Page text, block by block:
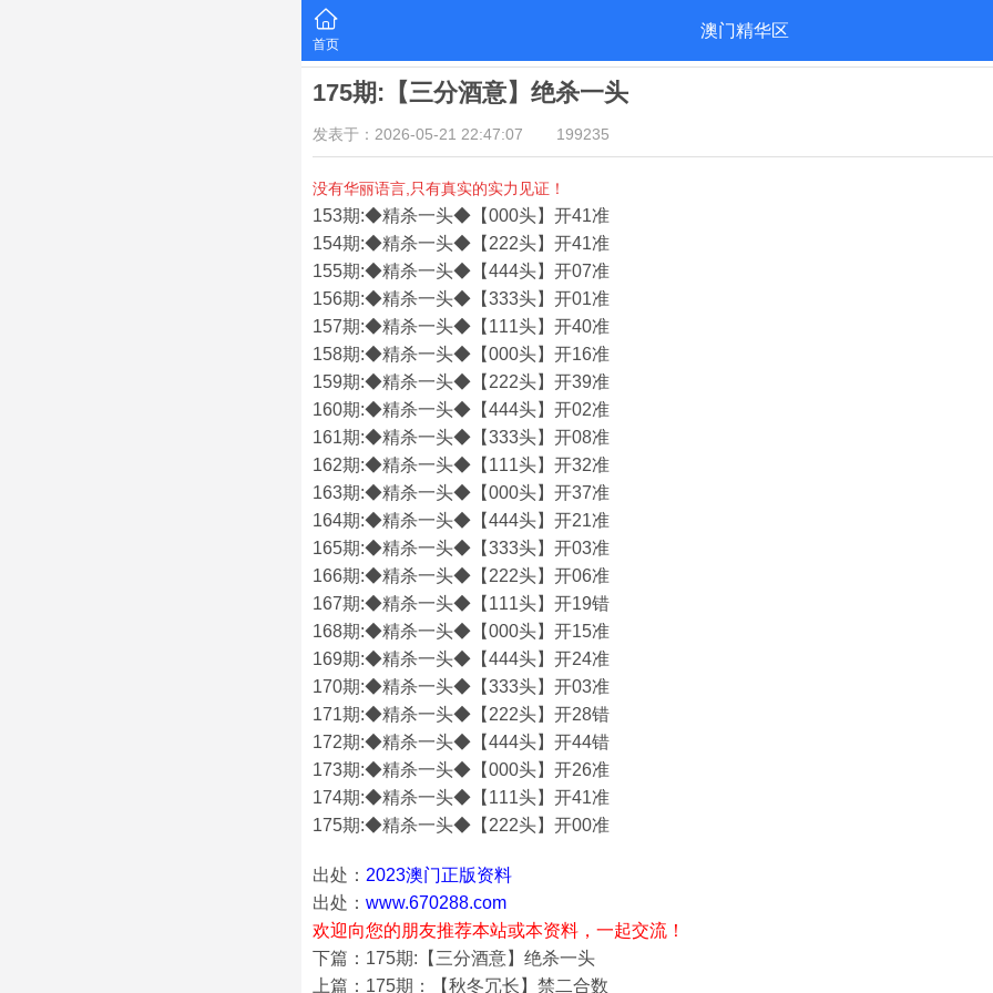
首页
澳门精华区
175期:【三分酒意】绝杀一头
发表于：2026-05-21 22:47:07 199235
没有华丽语言,只有真实的实力见证！
153期:◆精杀一头◆【000头】开41准
154期:◆精杀一头◆【222头】开41准
155期:◆精杀一头◆【444头】开07准
156期:◆精杀一头◆【333头】开01准
157期:◆精杀一头◆【111头】开40准
158期:◆精杀一头◆【000头】开16准
159期:◆精杀一头◆【222头】开39准
160期:◆精杀一头◆【444头】开02准
161期:◆精杀一头◆【333头】开08准
162期:◆精杀一头◆【111头】开32准
163期:◆精杀一头◆【000头】开37准
164期:◆精杀一头◆【444头】开21准
165期:◆精杀一头◆【333头】开03准
166期:◆精杀一头◆【222头】开06准
167期:◆精杀一头◆【111头】开19错
168期:◆精杀一头◆【000头】开15准
169期:◆精杀一头◆【444头】开24准
170期:◆精杀一头◆【333头】开03准
171期:◆精杀一头◆【222头】开28错
172期:◆精杀一头◆【444头】开44错
173期:◆精杀一头◆【000头】开26准
174期:◆精杀一头◆【111头】开41准
175期:◆精杀一头◆【222头】开00准
出处： 2023澳门正版资料
出处： www.670288.com
欢迎向您的朋友推荐本站或本资料，一起交流！
下篇：175期:【三分酒意】绝杀一头
上篇：175期：【秋冬冗长】禁二合数